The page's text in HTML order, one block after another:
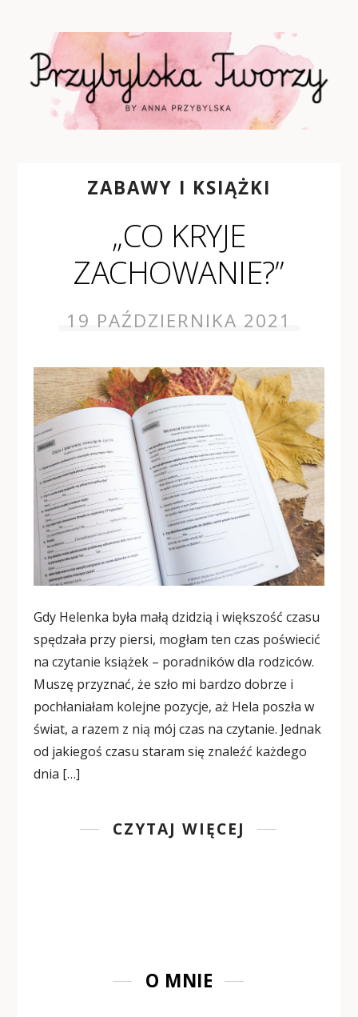
ZABAWY I KSIĄŻKI
„CO KRYJE
ZACHOWANIE?”
19 PAŹDZIERNIKA 2021
Gdy Helenka była małą dzidzią i większość czasu
spędzała przy piersi, mogłam ten czas poświecić
na czytanie książek – poradników dla rodziców.
Muszę przyznać, że szło mi bardzo dobrze i
pochłaniałam kolejne pozycje, aż Hela poszła w
świat, a razem z nią mój czas na czytanie. Jednak
od jakiegoś czasu staram się znaleźć każdego
dnia […]
CZYTAJ WIĘCEJ
O MNIE